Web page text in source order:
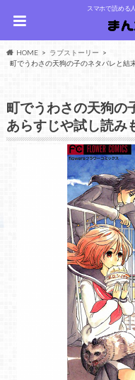
スマホで読める
HOME
ラブストーリー
町でうわさの天狗の子のネタバレと結
町でうわさの天狗の
あらすじや試し読み